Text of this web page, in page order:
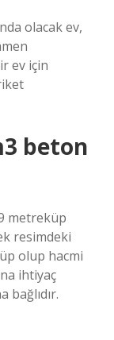
olacak ev,
ev için
beton
metreküp
resimdeki
olup hacmi
ihtiyaç
bağlıdır.